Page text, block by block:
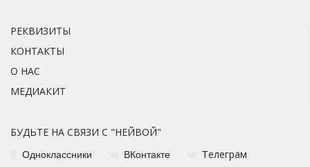
РЕКВИЗИТЫ
КОНТАКТЫ
О НАС
МЕДИАКИТ
БУДЬТЕ НА СВЯЗИ С "НЕЙВОЙ"
Одноклассники ВКонтакте Телеграм